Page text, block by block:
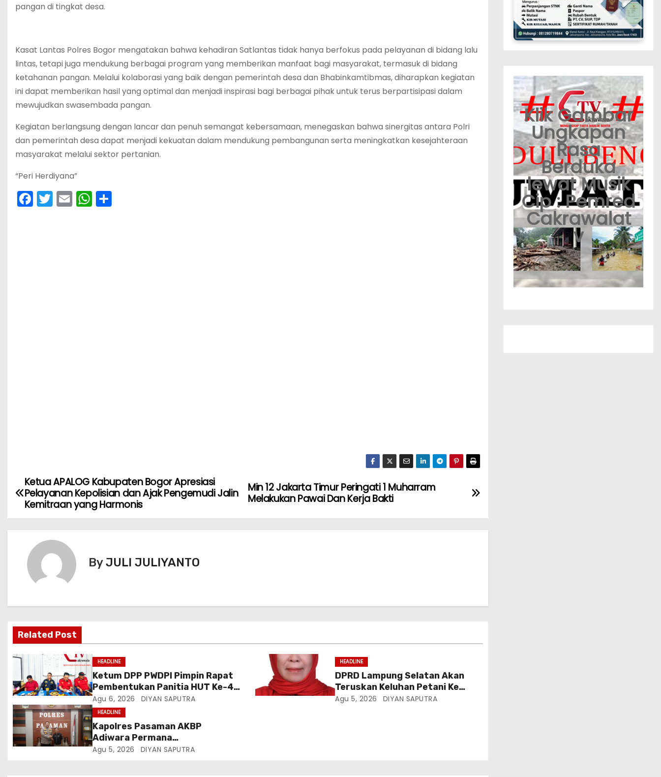
pangan di tingkat desa.
Kasat Lantas Polres Bogor mengatakan bahwa kehadiran Satlantas tidak hanya berfokus pada pelayanan di bidang lalu
lintas, tetapi juga mendukung berbagai program yang memberikan manfaat bagi masyarakat, termasuk di bidang
ketahanan pangan. Melalui kolaborasi yang baik dengan pemerintah desa dan Bhabinkamtibmas, diharapkan kegiatan
ini dapat memberikan hasil yang optimal dan menjadi inspirasi bagi berbagai pihak untuk terus berpartisipasi dalam
mewujudkan swasembada pangan.
Kegiatan berlangsung dengan lancar dan penuh semangat kebersamaan, menegaskan bahwa sinergitas antara Polri
dan pemerintah desa dapat menjadi kekuatan dalam mendukung pembangunan serta meningkatkan kesejahteraan
masyarakat melalui sektor pertanian.
“Peri Herdiyana”
F
a
T
w
E
m
W
h
Min 12 Jakarta Timur Peringati 1 Muharram
Melakukan Pawai Dan Kerja Bakti
Ketua APALOG Kabupaten Bogor Apresiasi
Pelayanan Kepolisian dan Ajak Pengemudi Jalin
Kemitraan yang Harmonis
ByJULI JULIYANTO
Related Post
HEADLINE
Ketum DPP PWDPI Pimpin Rapat
Pembentukan Panitia HUT Ke-4,
Berikut Susunan Dan Rangkaian
Kegiatannya
Agu 6, 2026 DIYAN SAPUTRA
HEADLINE
DPRD Lampung Selatan Akan
Teruskan Keluhan Petani Ke
Dinas Terkait, Minta Audit
Agu 5, 2026 DIYAN SAPUTRA
HEADLINE
Kapolres Pasaman AKBP
Adiwara Permana
Anggawisastra S.I.K. Sambut
Agu 5, 2026 DIYAN SAPUTRA
Klik Gambar
Ungkapan
Rasa
Berduka
lewat Musik
Cip : Pemred
Cakrawalat
v